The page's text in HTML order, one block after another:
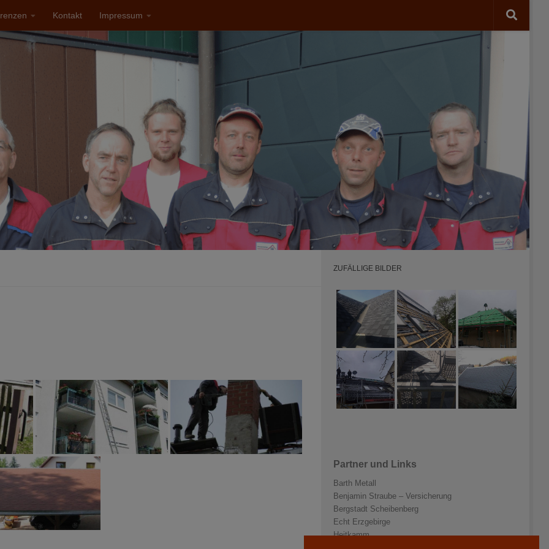
Kontakt Impressum
ZUFÄLLIGE BILDER
Partner und Links
Barth Metall
Benjamin Straube – Versicherung
Bergstadt Scheibenberg
Echt Erzgebirge
Heitkamm